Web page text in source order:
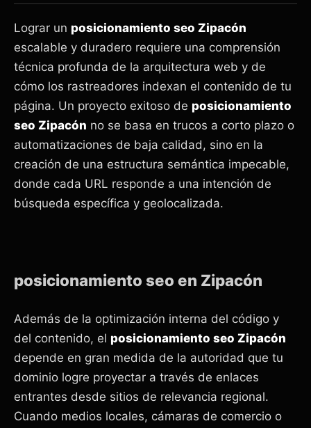
Lograr un posicionamiento seo Zipacón
escalable y duradero requiere una comprensión
técnica profunda de la arquitectura web y de
cómo los rastreadores indexan el contenido de tu
página. Un proyecto exitoso de posicionamiento
seo Zipacón no se basa en trucos a corto plazo o
automatizaciones de baja calidad, sino en la
creación de una estructura semántica impecable,
donde cada URL responde a una intención de
búsqueda específica y geolocalizada.
posicionamiento seo en Zipacón
Además de la optimización interna del código y
del contenido, el posicionamiento seo Zipacón
depende en gran medida de la autoridad que tu
dominio logre proyectar a través de enlaces
entrantes desde sitios de relevancia regional.
Cuando medios locales, cámaras de comercio o